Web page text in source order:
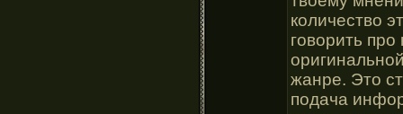
количество
говорить
жанре. Это
подача